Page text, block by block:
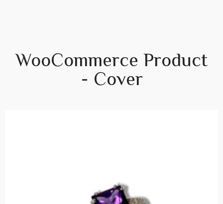
WooCommerce Product
- Cover